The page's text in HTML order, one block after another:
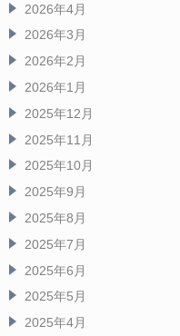
2026年4月
2026年3月
2026年2月
2026年1月
2025年12月
2025年11月
2025年10月
2025年9月
2025年8月
2025年7月
2025年6月
2025年5月
2025年4月